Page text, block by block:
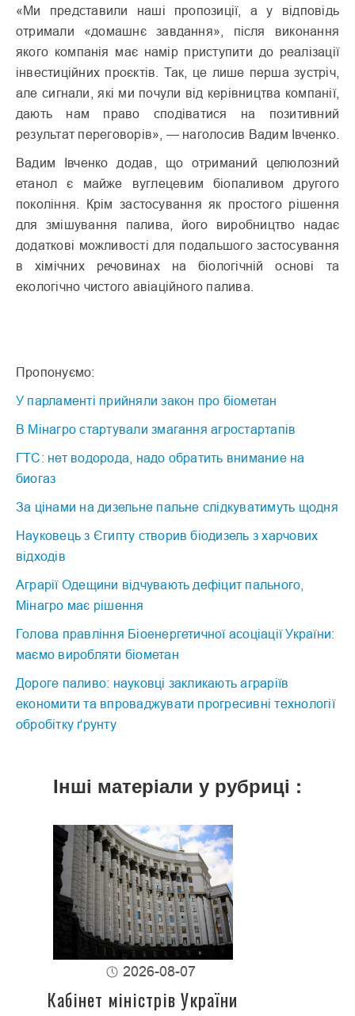
«Ми представили наші пропозиції, а у відповідь
отримали «домашнє завдання», після виконання
якого компанія має намір приступити до реалізації
інвестиційних проєктів. Так, це лише перша зустріч,
але сигнали, які ми почули від керівництва компанії,
дають нам право сподіватися на позитивний
результат переговорів», — наголосив Вадим Івченко.
Вадим Івченко додав, що отриманий целюлозний
етанол є майже вуглецевим біопаливом другого
покоління. Крім застосування як простого рішення
для змішування палива, його виробництво надає
додаткові можливості для подальшого застосування
в хімічних речовинах на біологічній основі та
екологічно чистого авіаційного палива.
Пропонуємо:
У парламенті прийняли закон про біометан
В Мінагро стартували змагання агростартапів
ГТС: нет водорода, надо обратить внимание на
биогаз
За цінами на дизельне пальне слідкуватимуть щодня
Науковець з Єгипту створив біодизель з харчових
відходів
Аграрії Одещини відчувають дефіцит пального,
Мінагро має рішення
Голова правління Біоенергетичної асоціації України:
маємо виробляти біометан
Дороге паливо: науковці закликають аграріїв
економити та впроваджувати прогресивні технології
обробітку ґрунту
Інші матеріали у рубриці :
2026-08-07
Кабінет міністрів України